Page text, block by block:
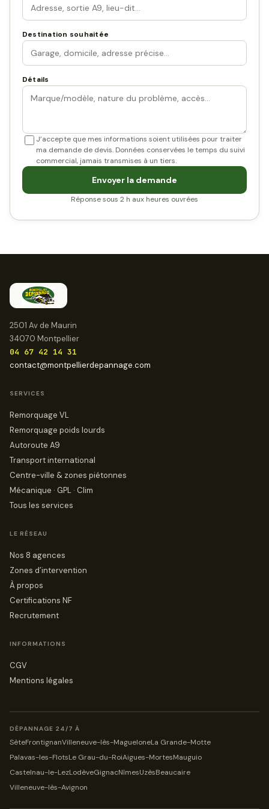
Destination souhaitée
Détails
J’accepte que mes informations soient utilisées pour traiter
ma demande de devis. Données conservées le temps du suivi
commercial, jamais transmises à un tiers.
Envoyer la demande
Réponse sous 2 h aux heures ouvrées
2501 Av de Maurin
34070 Montpellier
04 67 42 14 31
contact@montpellierdepannage.com
SERVICES
Remorquage VL
Remorquage poids lourds
Autoroute A9
Transport international
Centre-ville & zones piétonnes
Mécanique · GPL · Clim
Tous les services
LE RÉSEAU
Nos 8 agences
Zones d’intervention
À propos
Certifications NF
Recrutement
INFORMATIONS
CGV
Mentions légales
DÉPANNAGE 24/7 À
SèteFrontignanVilleneuve-lès-MagueloneLa Grande-Motte
Palavas-les-FlotsLe Grau-du-RoiAigues-MortesMauguio
Castelnau-le-LezLodèveGignacNîmesUzèsBeaucaire
Villeneuve-lès-Avignon